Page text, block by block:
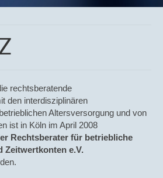
Datenschutz
rechtsberatende
den interdisziplinären
Altersversorgung und von
ist in Köln im April 2008
Rechtsberater für betriebliche
Zeitwertkonten e.V.